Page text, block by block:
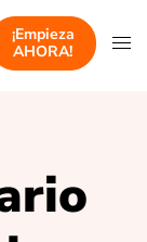
¡Empieza
AHORA!